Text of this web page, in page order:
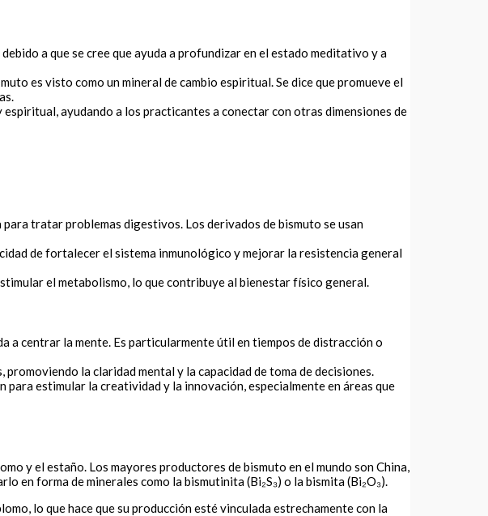
a que se cree que ayuda a profundizar en el estado meditativo y a
es visto como un mineral de cambio espiritual. Se dice que promueve el
ayudando a los practicantes a conectar con otras dimensiones de
tratar problemas digestivos. Los derivados de bismuto se usan
de fortalecer el sistema inmunológico y mejorar la resistencia general
el metabolismo, lo que contribuye al bienestar físico general.
a centrar la mente. Es particularmente útil en tiempos de distracción o
la claridad mental y la capacidad de toma de decisiones.
estimular la creatividad y la innovación, especialmente en áreas que
y el estaño. Los mayores productores de bismuto en el mundo son China,
en forma de minerales como la bismutinita (Bi₂S₃) o la bismita (Bi₂O₃).
lo que hace que su producción esté vinculada estrechamente con la